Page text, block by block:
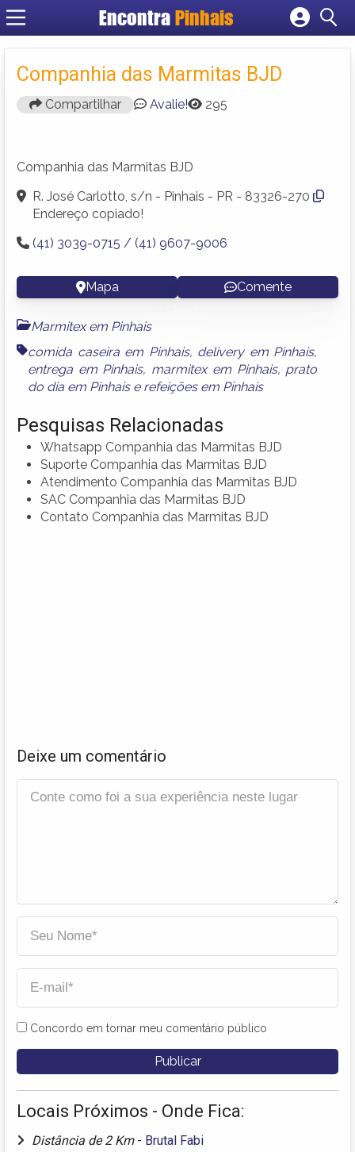
Encontra Pinhais
Cadastrar empresa
Criar conta
Companhia das Marmitas BJD
Compartilhar Avalie! 295
Companhia das Marmitas BJD
R. José Carlotto, s/n - Pinhais - PR - 83326-270
Endereço copiado!
(41) 3039-0715 / (41) 9607-9006
Mapa Comente
Marmitex em Pinhais
comida caseira em Pinhais, delivery em Pinhais,
entrega em Pinhais, marmitex em Pinhais, prato
do dia em Pinhaise refeições em Pinhais
Pesquisas Relacionadas
Whatsapp Companhia das Marmitas BJD
Suporte Companhia das Marmitas BJD
Atendimento Companhia das Marmitas BJD
SAC Companhia das Marmitas BJD
Contato Companhia das Marmitas BJD
Deixe um comentário
Concordo em tornar meu comentário público
Locais Próximos - Onde Fica:
Distância de 2 Km - Brutal Fabi